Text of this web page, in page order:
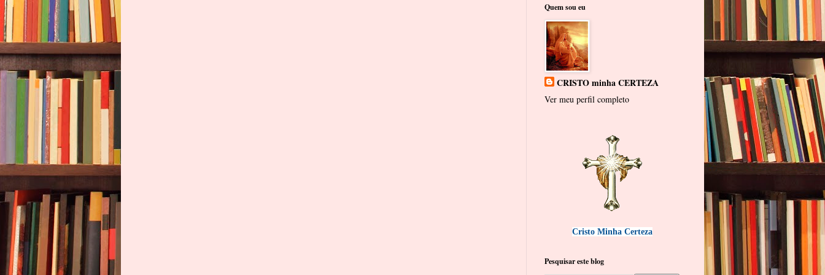
Quem sou eu
CRISTO minha CERTEZA
Ver meu perfil completo
Cristo Minha Certeza
Pesquisar este blog